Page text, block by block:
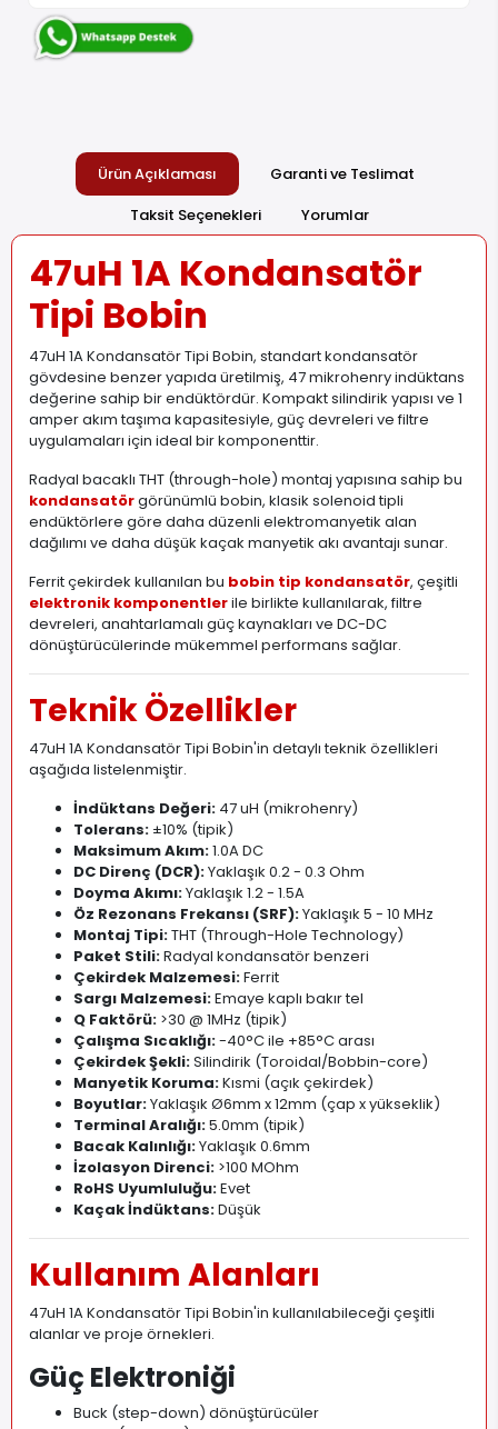
Ürün Açıklaması
Garanti ve Teslimat
Taksit Seçenekleri
Yorumlar
47uH 1A Kondansatör
Tipi Bobin
47uH 1A Kondansatör Tipi Bobin, standart kondansatör
gövdesine benzer yapıda üretilmiş, 47 mikrohenry indüktans
değerine sahip bir endüktördür. Kompakt silindirik yapısı ve 1
amper akım taşıma kapasitesiyle, güç devreleri ve filtre
uygulamaları için ideal bir komponenttir.
Radyal bacaklı THT (through-hole) montaj yapısına sahip bu
kondansatörgörünümlü bobin, klasik solenoid tipli
endüktörlere göre daha düzenli elektromanyetik alan
dağılımı ve daha düşük kaçak manyetik akı avantajı sunar.
Ferrit çekirdek kullanılan bu bobin tip kondansatör, çeşitli
elektronik komponentlerile birlikte kullanılarak, filtre
devreleri, anahtarlamalı güç kaynakları ve DC-DC
dönüştürücülerinde mükemmel performans sağlar.
Teknik Özellikler
47uH 1A Kondansatör Tipi Bobin'in detaylı teknik özellikleri
aşağıda listelenmiştir.
İndüktans Değeri: 47 uH (mikrohenry)
Tolerans: ±10% (tipik)
Maksimum Akım:1.0A DC
DC Direnç (DCR):Yaklaşık 0.2 - 0.3 Ohm
Doyma Akımı:Yaklaşık 1.2 - 1.5A
Öz Rezonans Frekansı (SRF):Yaklaşık 5 - 10 MHz
Montaj Tipi:THT (Through-Hole Technology)
Paket Stili:Radyal kondansatör benzeri
Çekirdek Malzemesi:Ferrit
Sargı Malzemesi:Emaye kaplı bakır tel
Q Faktörü: >30 @ 1MHz (tipik)
Çalışma Sıcaklığı:-40°C ile +85°C arası
Çekirdek Şekli:Silindirik (Toroidal/Bobbin-core)
Manyetik Koruma:Kısmi (açık çekirdek)
Boyutlar:Yaklaşık Ø6mm x 12mm (çap x yükseklik)
Terminal Aralığı:5.0mm (tipik)
Bacak Kalınlığı:Yaklaşık 0.6mm
İzolasyon Direnci: >100 MOhm
RoHS Uyumluluğu:Evet
Kaçak İndüktans:Düşük
Kullanım Alanları
47uH 1A Kondansatör Tipi Bobin'in kullanılabileceği çeşitli
alanlar ve proje örnekleri.
Güç Elektroniği
Buck (step-down) dönüştürücüler